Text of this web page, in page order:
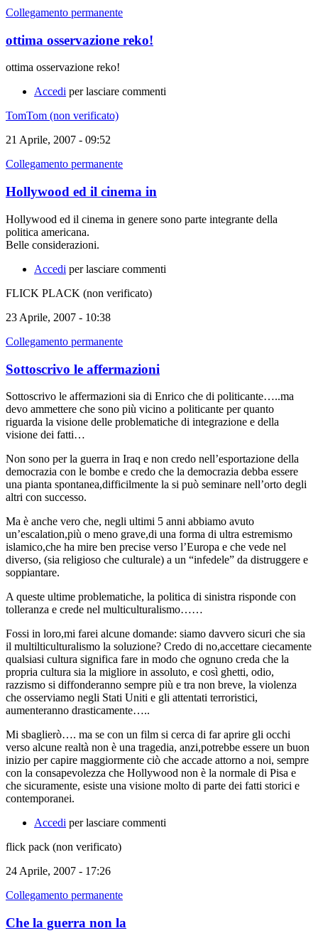
Collegamento permanente
ottima osservazione reko!
ottima osservazione reko!
Accedi per lasciare commenti
TomTom (non verificato)
21 Aprile, 2007 - 09:52
Collegamento permanente
Hollywood ed il cinema in
Hollywood ed il cinema in genere sono parte integrante della
politica americana.
Belle considerazioni.
Accedi per lasciare commenti
FLICK PLACK (non verificato)
23 Aprile, 2007 - 10:38
Collegamento permanente
Sottoscrivo le affermazioni
Sottoscrivo le affermazioni sia di Enrico che di politicante…..ma
devo ammettere che sono più vicino a politicante per quanto
riguarda la visione delle problematiche di integrazione e della
visione dei fatti…
Non sono per la guerra in Iraq e non credo nell’esportazione della
democrazia con le bombe e credo che la democrazia debba essere
una pianta spontanea,difficilmente la si può seminare nell’orto degli
altri con successo.
Ma è anche vero che, negli ultimi 5 anni abbiamo avuto
un’escalation,più o meno grave,di una forma di ultra estremismo
islamico,che ha mire ben precise verso l’Europa e che vede nel
diverso, (sia religioso che culturale) a un “infedele” da distruggere e
soppiantare.
A queste ultime problematiche, la politica di sinistra risponde con
tolleranza e crede nel multiculturalismo……
Fossi in loro,mi farei alcune domande: siamo davvero sicuri che sia
il multilticulturalismo la soluzione? Credo di no,accettare ciecamente
qualsiasi cultura significa fare in modo che ognuno creda che la
propria cultura sia la migliore in assoluto, e così ghetti, odio,
razzismo si diffonderanno sempre più e tra non breve, la violenza
che osserviamo negli Stati Uniti e gli attentati terroristici,
aumenteranno drasticamente…..
Mi sbaglierò…. ma se con un film si cerca di far aprire gli occhi
verso alcune realtà non è una tragedia, anzi,potrebbe essere un buon
inizio per capire maggiormente ciò che accade attorno a noi, sempre
con la consapevolezza che Hollywood non è la normale di Pisa e
che sicuramente, esiste una visione molto di parte dei fatti storici e
contemporanei.
Accedi per lasciare commenti
flick pack (non verificato)
24 Aprile, 2007 - 17:26
Collegamento permanente
Che la guerra non la